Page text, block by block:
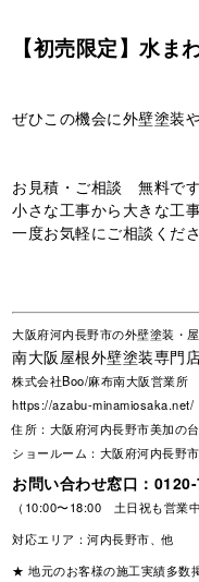
【初売限定】水ま
ぜひこの機会に外壁塗装
お見積・ご相談 無料で
小さな工事から大きな工
一度お気軽にご相談くだ
大阪府河内長野市の外壁塗装・
南大阪屋根外壁塗装専門
株式会社Boo/麻布南大阪営業所
https://azabu-minamiosaka.net/
住所：大阪府河内長野市美加の
ショールーム：大阪府河内長野
お問い合わせ窓口：
（10:00〜18:00 土日祝も営業中
対応エリア：河内長野市、他
★ 地元のお客様の施工実績多数